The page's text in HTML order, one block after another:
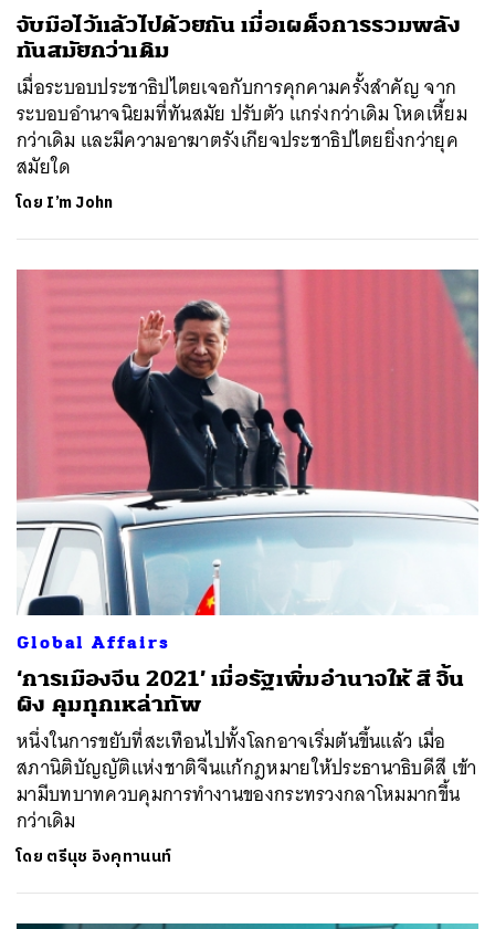
จับมือไว้แล้วไปด้วยกัน เมื่อเผด็จการรวมพลัง
ทันสมัยกว่าเดิม
เมื่อระบอบประชาธิปไตยเจอกับการคุกคามครั้งสำคัญ จาก
ระบอบอำนาจนิยมที่ทันสมัย ปรับตัว แกร่งกว่าเดิม โหดเหี้ยม
กว่าเดิม และมีความอาฆาตรังเกียจประชาธิปไตยยิ่งกว่ายุค
สมัยใด
โดย I’m John
Global Affairs
‘การเมืองจีน 2021’ เมื่อรัฐเพิ่มอำนาจให้ สี จิ้น
ผิง คุมทุกเหล่าทัพ
หนึ่งในการขยับที่สะเทือนไปทั้งโลกอาจเริ่มต้นขึ้นแล้ว เมื่อ
สภานิติบัญญัติแห่งชาติจีนแก้กฎหมายให้ประธานาธิบดีสี เข้า
มามีบทบาทควบคุมการทำงานของกระทรวงกลาโหมมากขึ้น
กว่าเดิม
โดย ตรีนุช อิงคุทานนท์
ค้นหา
SHARE TWEET LINE EMAIL